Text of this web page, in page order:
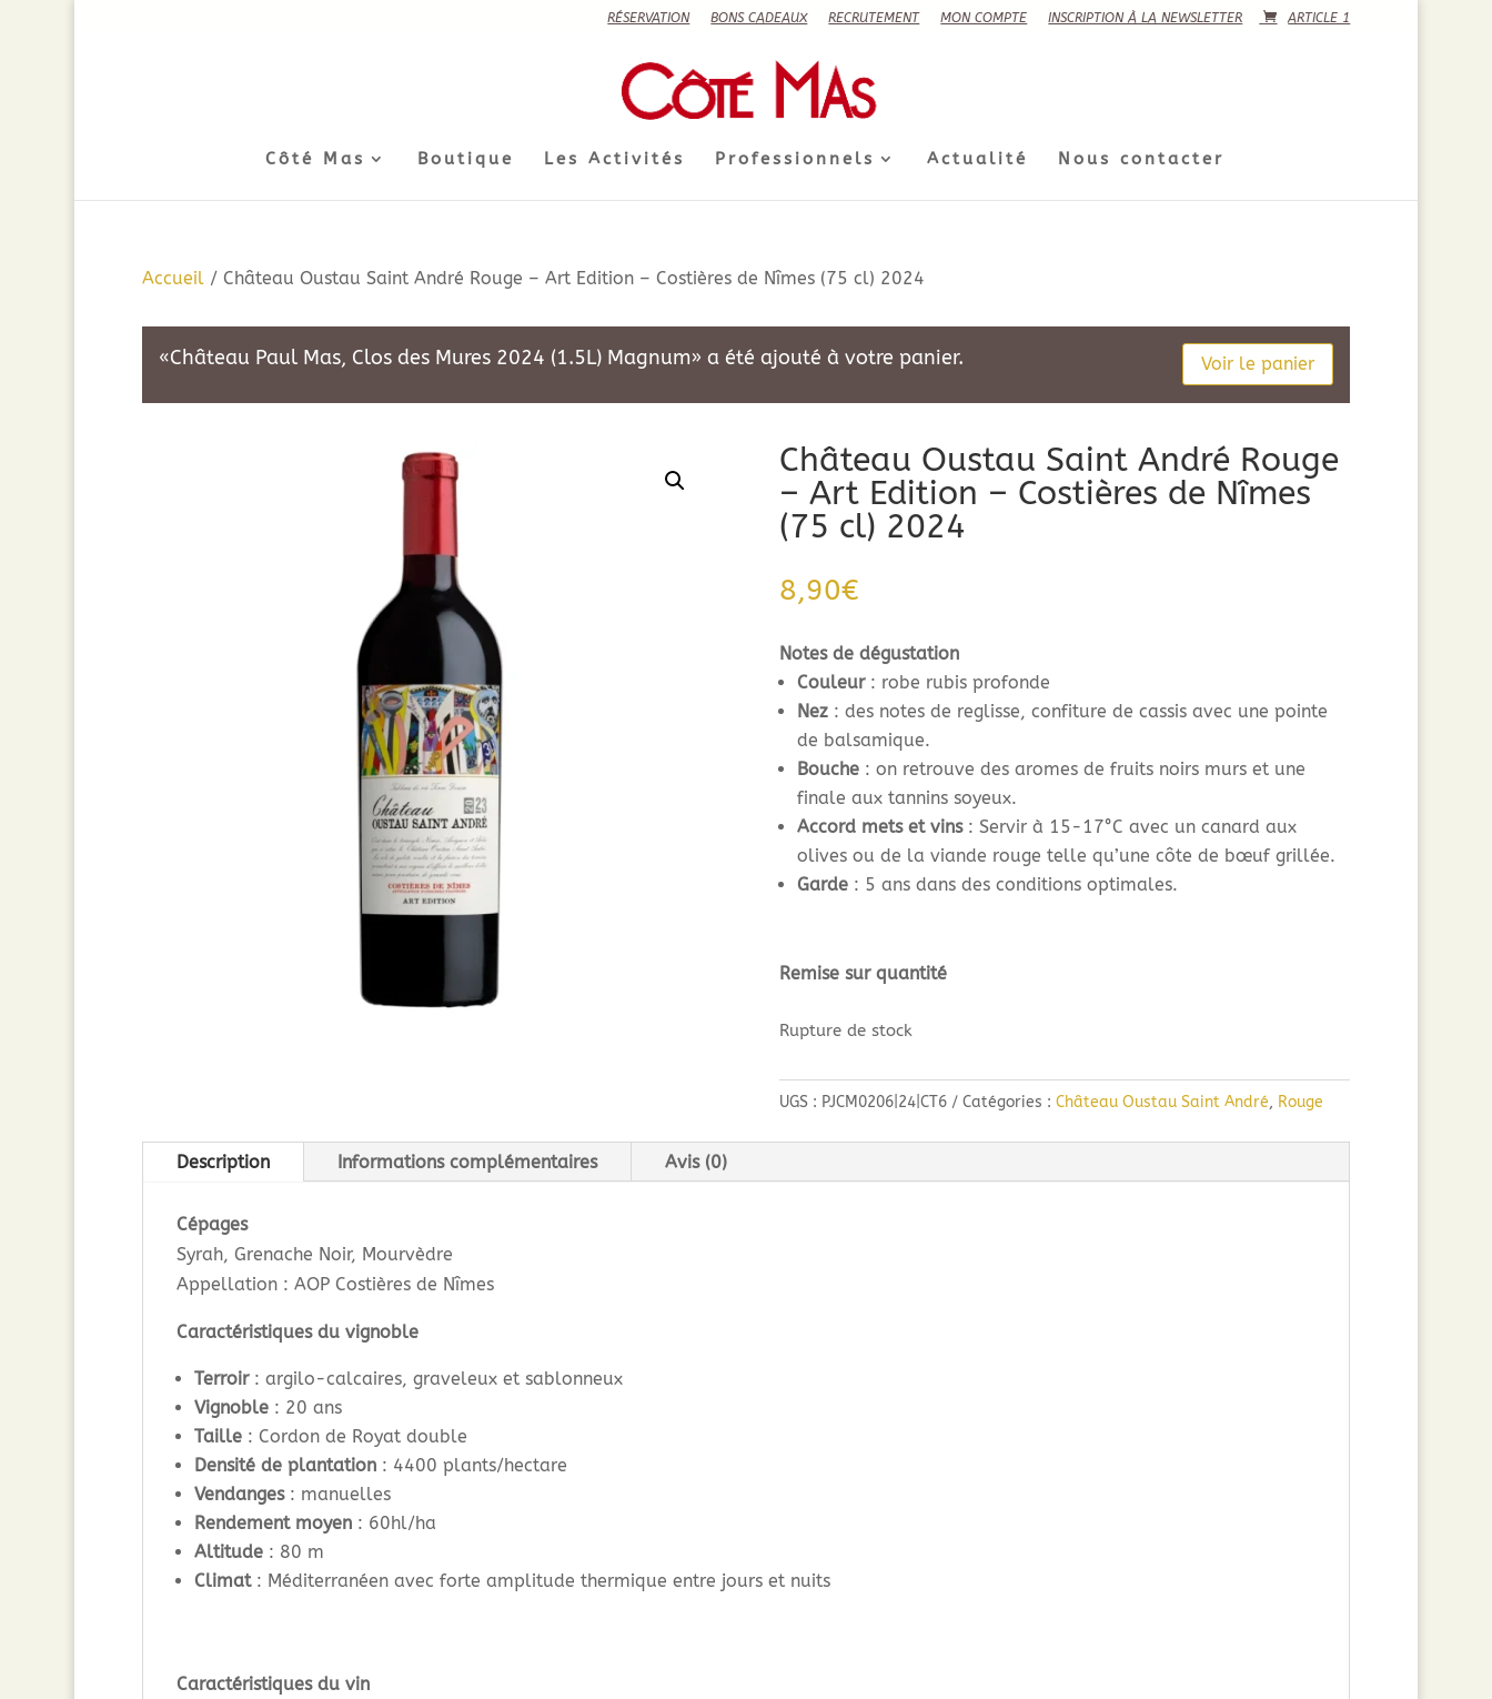
RÉSERVATION BONS CADEAUX RECRUTEMENT MON COMPTE INSCRIPTION À LA NEWSLETTER ARTICLE 1
Côté Mas Boutique Les Activités Professionnels Actualité Nous contacter
Accueil/ Château Oustau Saint André Rouge – Art Edition – Costières de Nîmes (75 cl) 2024
«Château Paul Mas, Clos des Mures 2024 (1.5L) Magnum» a été ajouté à votre panier. Voir le panier
Château Oustau Saint André Rouge
– Art Edition – Costières de Nîmes
(75 cl) 2024
8,90€
Notes de dégustation
Couleur: robe rubis profonde
Nez: des notes de reglisse, confiture de cassis avec une pointe
de balsamique.
Bouche: on retrouve des aromes de fruits noirs murs et une
finale aux tannins soyeux.
Accord mets et vins: Servir à 15-17°C avec un canard aux
olives ou de la viande rouge telle qu’une côte de bœuf grillée.
Garde: 5 ans dans des conditions optimales.
Remise sur quantité
Rupture de stock
UGS : PJCM0206|24|CT6 Catégories : Château Oustau Saint André, Rouge
Description Informations complémentaires Avis (0)
Cépages
Syrah, Grenache Noir, Mourvèdre
Appellation : AOP Costières de Nîmes
Caractéristiques du vignoble
Terroir: argilo-calcaires, graveleux et sablonneux
Vignoble: 20 ans
Taille: Cordon de Royat double
Densité de plantation: 4400 plants/hectare
Vendanges: manuelles
Rendement moyen: 60hl/ha
Altitude: 80 m
Climat: Méditerranéen avec forte amplitude thermique entre jours et nuits
Caractéristiques du vin